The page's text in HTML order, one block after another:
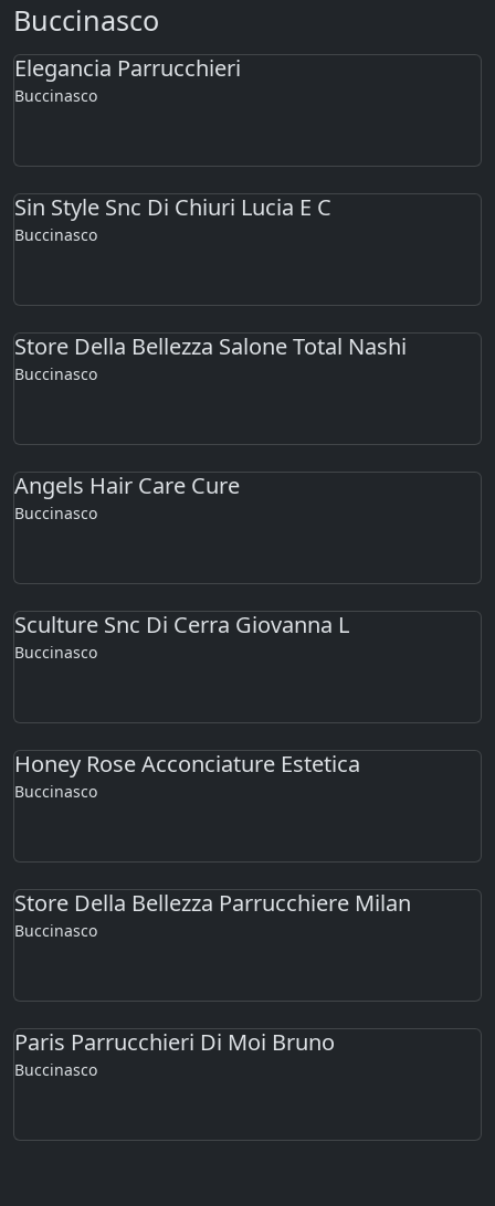
Buccinasco
Elegancia Parrucchieri
Buccinasco
Sin Style Snc Di Chiuri Lucia E C
Buccinasco
Store Della Bellezza Salone Total Nashi
Buccinasco
Angels Hair Care Cure
Buccinasco
Sculture Snc Di Cerra Giovanna L
Buccinasco
Honey Rose Acconciature Estetica
Buccinasco
Store Della Bellezza Parrucchiere Milan
Buccinasco
Paris Parrucchieri Di Moi Bruno
Buccinasco